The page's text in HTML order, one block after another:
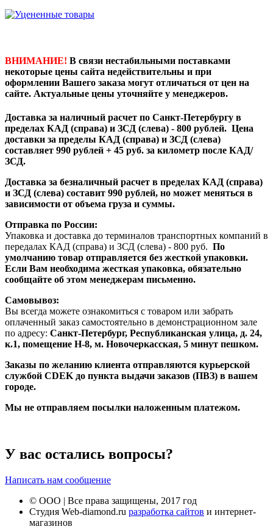
ВНИМАНИЕ! В связи нестабильными поставками
некоторые цены сайта недействительны и при
оформлении Вашего заказа могут отличаться от цен на
сайте. Актуальные цены уточняйте у менеджеров.
Доставка за наличный расчет по Санкт-Петербургу в
пределах КАД (справа) и ЗСД (слева) - 800 рублей. Цена
доставки за пределы КАД (справа) и ЗСД (слева)
составляет 990 рублей + 45 руб. за километр после КАД/
ЗСД.
Доставка за безналичный расчет в пределах КАД (справа)
и ЗСД (слева) составит 990 рублей, но может меняться в
зависимости от объема груза и суммы.
Отправка по России:
Упаковка и доставка до терминалов транспортных компаний в
передалах КАД (справа) и ЗСД (слева) - 800 руб. По
умолчанию товар отправляется без жесткой упаковки.
Если Вам необходима жесткая упаковка, обязательно
сообщайте об этом менеджерам письменно.
Самовывоз:
Вы всегда можете ознакомиться с товаром или забрать
оплаченный заказ самостоятельно в демонстрационном зале
по адресу: Санкт-Петербург, Республиканская улица, д. 24,
к.1, помещение Н-8, м. Новочеркасская, 5 минут пешком.
Заказы по желанию клиента отправляются курьерской
службой CDEK до пункта выдачи заказов (ПВЗ) в вашем
городе.
Мы не отправляем посылки наложенным платежом.
У вас остались вопросы?
Написать нам сообщение
© ООО | Все права защищены, 2017 год
Студия Web-diamond.ru разработка сайтов и интернет-
магазинов